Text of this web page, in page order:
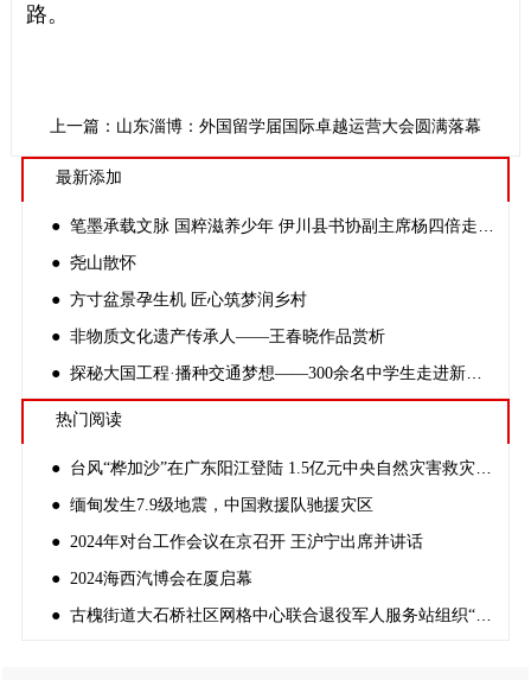
路。
上一篇：山东淄博：外国留学生走进社区体验中国传统文化魅力
“大变局下的企业发展之道” 第十四届国际卓越运营大会圆满落幕
最新添加
● 尧山散怀
● 方寸盆景孕生机 匠心筑梦润乡村
● 非物质文化遗产传承人——王春晓作品赏析
● 探秘大国工程·播种交通梦想——300余名中学生走进新伊高速开路先锋创客基地
热门阅读
● 台风“桦加沙”在广东阳江登陆 1.5亿元中央自然灾害救灾资金紧急预拨
● 缅甸发生7.9级地震，中国救援队驰援灾区
● 2024年对台工作会议在京召开 王沪宁出席并讲话
● 2024海西汽博会在厦启幕
● 古槐街道大石桥社区网格中心联合退役军人服务站组织“反邪教宣传”